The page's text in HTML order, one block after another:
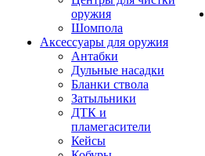
оружия
Шомпола
Аксессуары для оружия
Антабки
Дульные насадки
Бланки ствола
Затыльники
ДТК и
пламегасители
Кейсы